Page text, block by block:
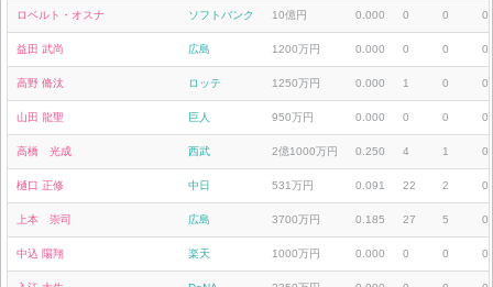
ロベルト・オスナ ソフトバンク 10億円 0.000 0 0 0
益田 武尚 広島 1200万円 0.000 0 0 0
高野 脩汰 ロッテ 1250万円 0.000 1 0 0
山田 龍聖 巨人 950万円 0.000 0 0 0
高橋 光成 西武 2億1000万円 0.250 4 1 0
樋口 正修 中日 531万円 0.091 22 2 0
上本 崇司 広島 3700万円 0.185 27 5 0
中込 陽翔 楽天 1000万円 0.000 0 0 0